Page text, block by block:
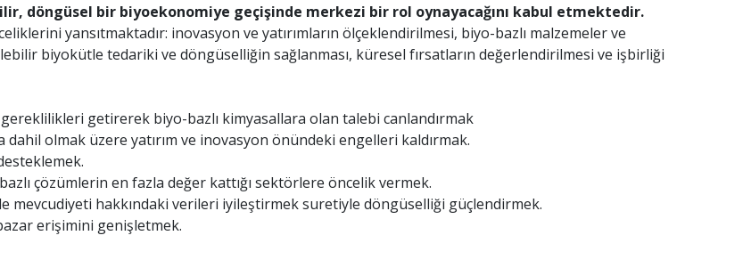
döngüsel bir biyoekonomiye geçişinde merkezi bir rol oynayacağını kabul etmektedir.
yansıtmaktadır: inovasyon ve yatırımların ölçeklendirilmesi, biyo-bazlı malzemeler ve
biyokütle tedariki ve döngüselliğin sağlanması, küresel fırsatların değerlendirilmesi ve işbirliği
getirerek biyo-bazlı kimyasallara olan talebi canlandırmak
olmak üzere yatırım ve inovasyon önündeki engelleri kaldırmak.
çözümlerin en fazla değer kattığı sektörlere öncelik vermek.
mevcudiyeti hakkındaki verileri iyileştirmek suretiyle döngüselliği güçlendirmek.
erişimini genişletmek.